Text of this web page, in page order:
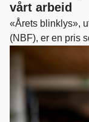
vårt arbeid
«Årets blinklys»,
(NBF), er en pris
bilbransjen. I